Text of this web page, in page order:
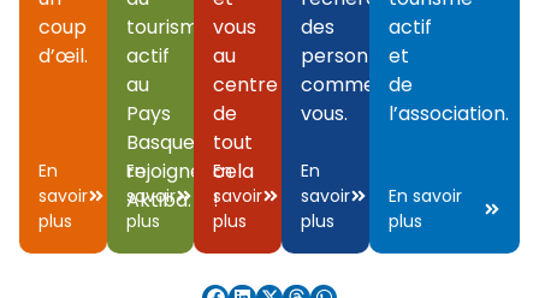
coup
d’œil.
En
savoir
plus
tourisme
actif
au
Pays
Basque,
rejoignez
Aktiba.
En
savoir
plus
vous
au
centre
de
tout
cela
!
En
savoir
plus
des
personnes
comme
vous.
En
savoir
plus
actif
et
de
l’association.
En savoir
plus